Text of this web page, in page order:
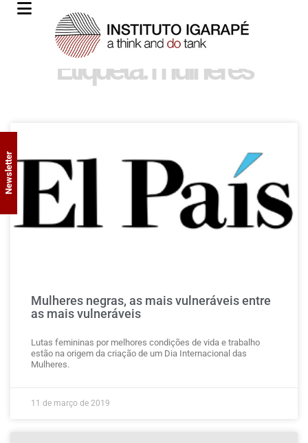
Etiqueta: mulheres
Mulheres negras, as mais vulneráveis entre
as mais vulneráveis
Lutas femininas por melhores condições de vida e trabalho
estão na origem da criação de um Dia Internacional das
Mulheres.
11 de março de 2019
Newsletter